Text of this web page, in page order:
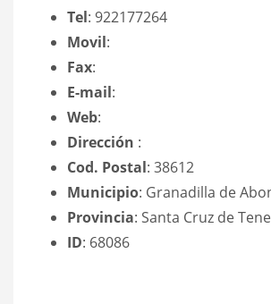
Tel: 922177264
Movil:
Fax:
E-mail:
Web:
Dirección :
Cod. Postal: 38612
Municipio: Granadilla de
Provincia: Santa Cruz de
ID: 68086